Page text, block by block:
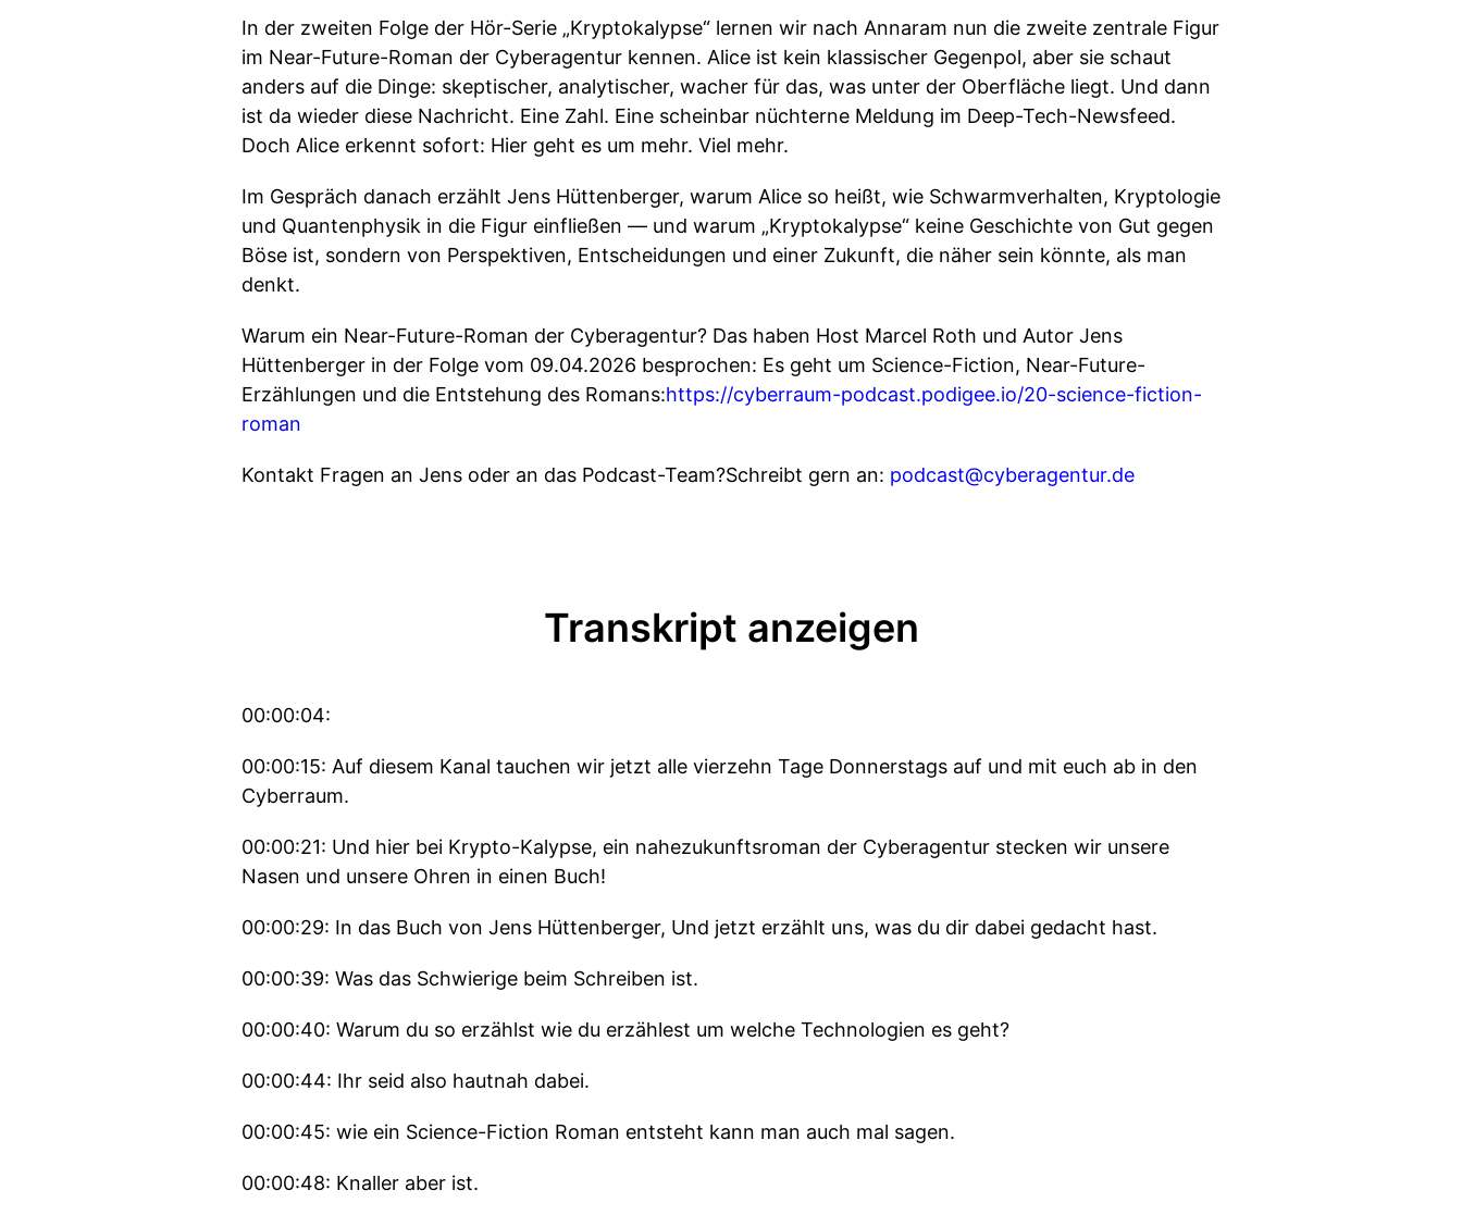
In der zweiten Folge der Hör-Serie „Kryptokalypse“ lernen wir nach Annaram nun die zweite zentrale Figur
im Near-Future-Roman der Cyberagentur kennen. Alice ist kein klassischer Gegenpol, aber sie schaut
anders auf die Dinge: skeptischer, analytischer, wacher für das, was unter der Oberfläche liegt. Und dann
ist da wieder diese Nachricht. Eine Zahl. Eine scheinbar nüchterne Meldung im Deep-Tech-Newsfeed.
Doch Alice erkennt sofort: Hier geht es um mehr. Viel mehr.
Im Gespräch danach erzählt Jens Hüttenberger, warum Alice so heißt, wie Schwarmverhalten, Kryptologie
und Quantenphysik in die Figur einfließen — und warum „Kryptokalypse“ keine Geschichte von Gut gegen
Böse ist, sondern von Perspektiven, Entscheidungen und einer Zukunft, die näher sein könnte, als man
denkt.
Warum ein Near-Future-Roman der Cyberagentur? Das haben Host Marcel Roth und Autor Jens
Hüttenberger in der Folge vom 09.04.2026 besprochen: Es geht um Science-Fiction, Near-Future-
Erzählungen und die Entstehung des Romans:https://cyberraum-podcast.podigee.io/20-science-fiction-
roman
Kontakt Fragen an Jens oder an das Podcast-Team?Schreibt gern an: podcast@cyberagentur.de
Transkript anzeigen
00:00:04:
00:00:15: Auf diesem Kanal tauchen wir jetzt alle vierzehn Tage Donnerstags auf und mit euch ab in den
Cyberraum.
00:00:21: Und hier bei Krypto-Kalypse, ein nahezukunftsroman der Cyberagentur stecken wir unsere
Nasen und unsere Ohren in einen Buch!
00:00:29: In das Buch von Jens Hüttenberger, Und jetzt erzählt uns, was du dir dabei gedacht hast.
00:00:39: Was das Schwierige beim Schreiben ist.
00:00:40: Warum du so erzählst wie du erzählest um welche Technologien es geht?
00:00:44: Ihr seid also hautnah dabei.
00:00:45: wie ein Science-Fiction Roman entsteht kann man auch mal sagen.
00:00:48: Knaller aber ist.